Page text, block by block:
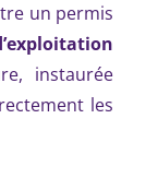
un permis
instaurée
les